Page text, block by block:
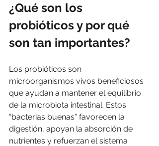
¿Qué son los
probióticos y por qué
son tan importantes?
Los probióticos son
microorganismos vivos beneficiosos
que ayudan a mantener el equilibrio
de la microbiota intestinal. Estos
“bacterias buenas” favorecen la
digestión, apoyan la absorción de
nutrientes y refuerzan el sistema